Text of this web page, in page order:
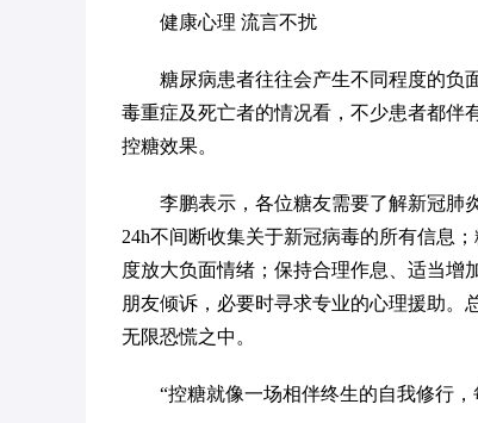
健康心理 流言不扰
糖尿病患者往往会产生不同程度的负
毒重症及死亡者的情况看，不少患者都伴
控糖效果。
李鹏表示，各位糖友需要了解新冠肺
24h不间断收集关于新冠病毒的所有信息
度放大负面情绪；保持合理作息、适当增
朋友倾诉，必要时寻求专业的心理援助。
无限恐慌之中。
“控糖就像一场相伴终生的自我修行